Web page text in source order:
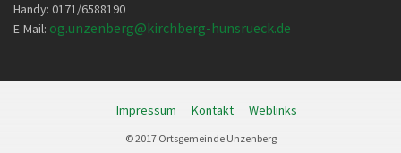
Handy: 0171/6588190
E-Mail: og.unzenberg@kirchberg-hunsrueck.de
Impressum Kontakt Weblinks
© 2017 Ortsgemeinde Unzenberg